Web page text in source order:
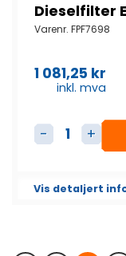
Dieselfilter
Varenr. FPF7698
1 081,25 kr
inkl. mva
Dieselfilter
Vis detaljert